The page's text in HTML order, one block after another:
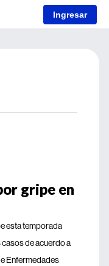
Ingresar
gripe en
esta temporada
de acuerdo a
Enfermedades